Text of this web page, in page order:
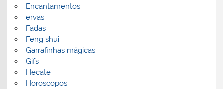
Encantamentos
ervas
Fadas
Feng shui
Garrafinhas mágicas
Gifs
Hecate
Horoscopos